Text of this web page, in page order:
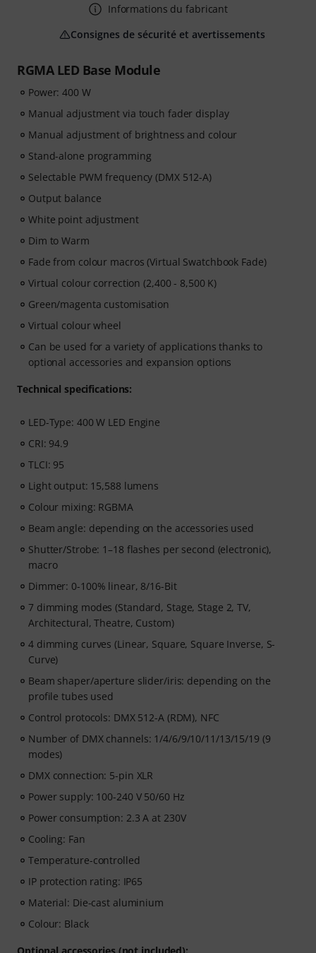
RGMA LED Base Module
Power: 400 W
Manual adjustment via touch fader display
Manual adjustment of brightness and colour
Stand-alone programming
Selectable PWM frequency (DMX 512-A)
Output balance
White point adjustment
Dim to Warm
Fade from colour macros (Virtual Swatchbook Fade)
Virtual colour correction (2,400 - 8,500 K)
Green/magenta customisation
Virtual colour wheel
Can be used for a variety of applications thanks to
optional accessories and expansion options
Technical specifications:
LED-Type: 400 W LED Engine
CRI: 94.9
TLCI: 95
Light output: 15,588 lumens
Colour mixing: RGBMA
Beam angle: depending on the accessories used
Shutter/Strobe: 1–18 flashes per second (electronic),
macro
Dimmer: 0-100% linear, 8/16-Bit
7 dimming modes (Standard, Stage, Stage 2, TV,
Architectural, Theatre, Custom)
4 dimming curves (Linear, Square, Square Inverse, S-
Curve)
Beam shaper/aperture slider/iris: depending on the
profile tubes used
Control protocols: DMX 512-A (RDM), NFC
Number of DMX channels: 1/4/6/9/10/11/13/15/19 (9
modes)
DMX connection: 5-pin XLR
Power supply: 100-240 V 50/60 Hz
Power consumption: 2.3 A at 230V
Cooling: Fan
Temperature-controlled
IP protection rating: IP65
Material: Die-cast aluminium
Colour: Black
Informations du fabricant
Consignes de sécurité et avertissements